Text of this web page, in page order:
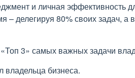
и личная эффективность
– делегируя 80% своих задач,
3» самых важных задачи
владельца бизнеса.